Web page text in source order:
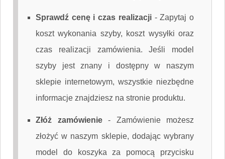
Sprawdź cenę i czas realizacji-Zapytaj o
koszt wykonania szyby, koszt wysyłki oraz
czas realizacji zamówienia. Jeśli model
szyby jest znany i dostępny w naszym
sklepie internetowym, wszystkie niezbędne
informacje znajdziesz na stronie produktu.
Złóż zamówienie- Zamówienie możesz
złożyć w naszym sklepie, dodając wybrany
model do koszyka za pomocą przycisku